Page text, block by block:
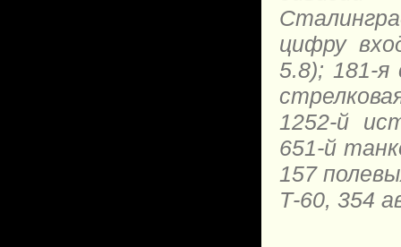
цифру
5.8); 181-я
1252-й
651-й
157
Т-60, 354